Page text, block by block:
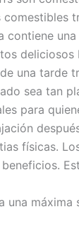
contiene
una tarde
sea tan
para
físicas.
una máxima